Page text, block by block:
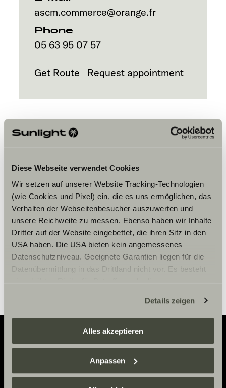
Diese Webseite verwendet Cookies
Wir setzen auf unserer Website Tracking-Technologien
(wie Cookies und Pixel) ein, die es uns ermöglichen, das
Verhalten der Webseitenbesucher auszuwerten und
unsere Reichweite zu messen. Ebenso haben wir Inhalte
Dritter auf der Website eingebettet, die ihren Sitz in den
USA haben. Die USA bieten kein angemessenes
Datenschutzniveau. Geeignete Garantien liegen für die
Datenübermittlung in das Drittland nicht vor. Es besteht
ein erhöhtes Risiko für Betroffene, da diesen
zustehen. Eingesetzte Dienstleister können Daten für
eigene Zwecke verarbeiten und mit anderen Daten
zusammenführen. Weitere Informationen finden Sie hier:
Datenschutzerklärung
einzelne Cookies/Dienste in den Einstellungen aus,
erteilen Sie uns Ihre Einwilligung zur Verarbeitung Ihrer
Details zeigen
Alles akzeptieren
Anpassen
ascm.commerce@orange.fr
Phone
05 63 95 07 57
Get Route Request appointment
Please accept marketing-
cookies to use this function.
Cookie Settings
Adventure
Now.